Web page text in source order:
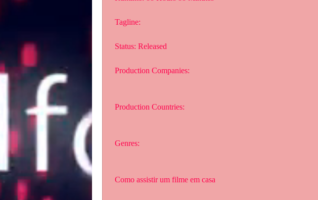
Tagline:
Status: Released
Production Companies:
Production Countries:
Genres:
Como assistir um filme em casa